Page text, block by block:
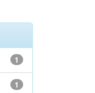
1
1